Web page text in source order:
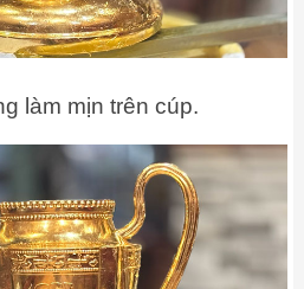
làm mịn trên cúp.